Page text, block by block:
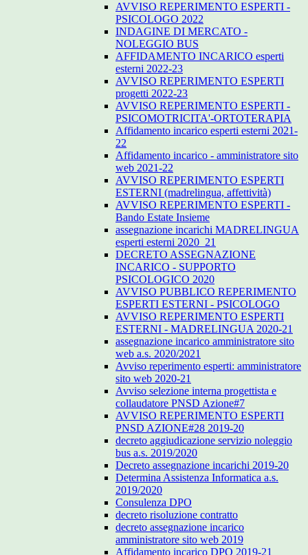
AVVISO REPERIMENTO ESPERTI -
PSICOLOGO 2022
INDAGINE DI MERCATO -
NOLEGGIO BUS
AFFIDAMENTO INCARICO esperti
esterni 2022-23
AVVISO REPERIMENTO ESPERTI
progetti 2022-23
AVVISO REPERIMENTO ESPERTI -
PSICOMOTRICITA'-ORTOTERAPIA
Affidamento incarico esperti esterni 2021-
22
Affidamento incarico - amministratore sito
web 2021-22
AVVISO REPERIMENTO ESPERTI
ESTERNI (madrelingua, affettività)
AVVISO REPERIMENTO ESPERTI -
Bando Estate Insieme
assegnazione incarichi MADRELINGUA
esperti esterni 2020_21
DECRETO ASSEGNAZIONE
INCARICO - SUPPORTO
PSICOLOGICO 2020
AVVISO PUBBLICO REPERIMENTO
ESPERTI ESTERNI - PSICOLOGO
AVVISO REPERIMENTO ESPERTI
ESTERNI - MADRELINGUA 2020-21
assegnazione incarico amministratore sito
web a.s. 2020/2021
Avviso reperimento esperti: amministratore
sito web 2020-21
Avviso selezione interna progettista e
collaudatore PNSD Azione#7
AVVISO REPERIMENTO ESPERTI
PNSD AZIONE#28 2019-20
decreto aggiudicazione servizio noleggio
bus a.s. 2019/2020
Decreto assegnazione incarichi 2019-20
Determina Assistenza Informatica a.s.
2019/2020
Consulenza DPO
decreto risoluzione contratto
decreto assegnazione incarico
amministratore sito web 2019
Affidamento incarico DPO 2019-21